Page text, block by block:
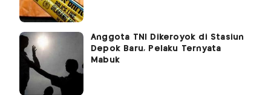
Anggota TNI Dikeroyok di Stasiun
Depok Baru, Pelaku Ternyata
Mabuk